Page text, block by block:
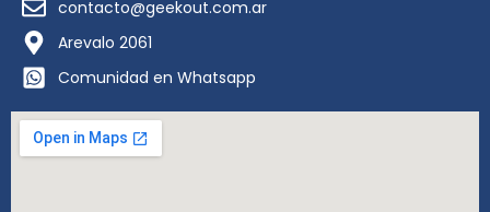
contacto@geekout.com.ar
Arevalo 2061
Comunidad en Whatsapp